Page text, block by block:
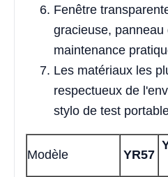
Fenêtre
gracieuse, panneau
maintenance
Les matériaux les
respectueux de
stylo de test
Modèle YR57